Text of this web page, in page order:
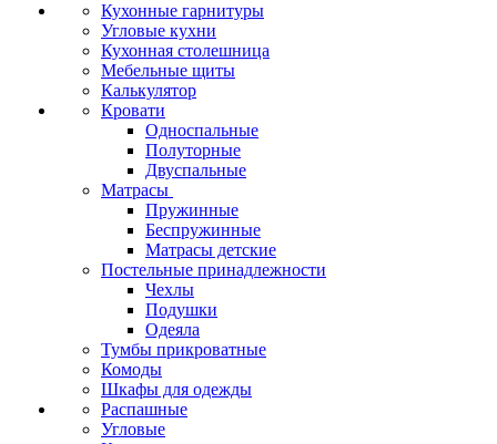
Кухонные гарнитуры
Угловые кухни
Кухонная столешница
Мебельные щиты
Калькулятор
Кровати
Односпальные
Полуторные
Двуспальные
Матрасы
Пружинные
Беспружинные
Матрасы детские
Постельные принадлежности
Чехлы
Подушки
Одеяла
Тумбы прикроватные
Комоды
Шкафы для одежды
Распашные
Угловые